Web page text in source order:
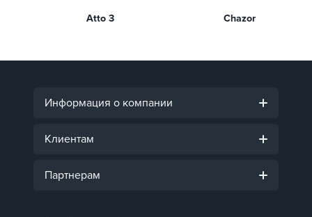
Atto 3 Chazor
Информация о компании
Клиентам
Партнерам